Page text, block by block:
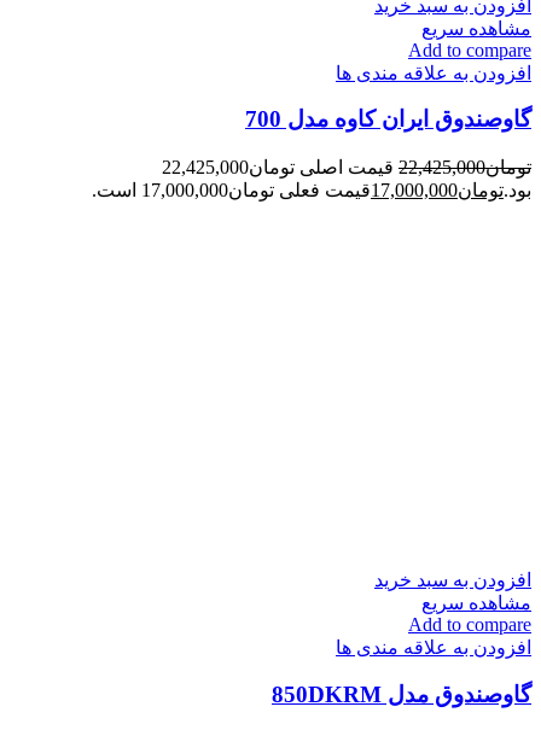
افزودن به سبد خرید
مشاهده سریع
Add to compare
افزودن به علاقه مندی ها
گاوصندوق ایران کاوه مدل 700
تومان22,425,000
قیمت اصلی تومان22,425,000
بود.تومان17,000,000قیمت فعلی تومان17,000,000 است.
افزودن به سبد خرید
مشاهده سریع
Add to compare
افزودن به علاقه مندی ها
گاوصندوق مدل 850DKRM